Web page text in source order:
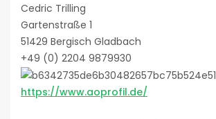
Cedric Trilling
Gartenstraße 1
51429 Bergisch Gladbach
+49 (0) 2204 9879930
https://www.aoprofil.de/